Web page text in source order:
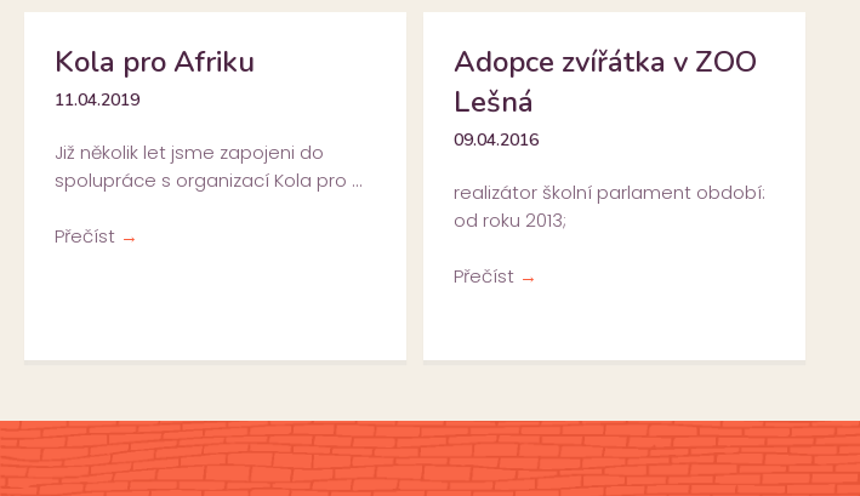
Kola pro Afriku
11.04.2019
Již několik let jsme zapojeni do
spolupráce s organizací Kola pro ...
Přečíst →
Adopce zvířátka v ZOO
Lešná
09.04.2016
realizátor školní parlament období:
od roku 2013;
Přečíst →